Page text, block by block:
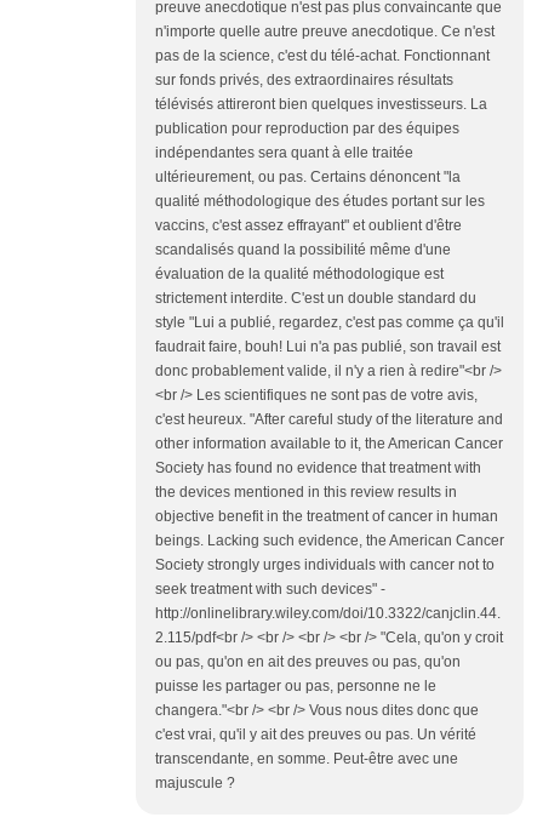
preuve anecdotique n'est pas plus convaincante que
n'importe quelle autre preuve anecdotique. Ce n'est
pas de la science, c'est du télé-achat. Fonctionnant
sur fonds privés, des extraordinaires résultats
télévisés attireront bien quelques investisseurs. La
publication pour reproduction par des équipes
indépendantes sera quant à elle traitée
ultérieurement, ou pas. Certains dénoncent "la
qualité méthodologique des études portant sur les
vaccins, c'est assez effrayant" et oublient d'être
scandalisés quand la possibilité même d'une
évaluation de la qualité méthodologique est
strictement interdite. C'est un double standard du
style "Lui a publié, regardez, c'est pas comme ça qu'il
faudrait faire, bouh! Lui n'a pas publié, son travail est
donc probablement valide, il n'y a rien à redire"<br />
<br /> Les scientifiques ne sont pas de votre avis,
c'est heureux. "After careful study of the literature and
other information available to it, the American Cancer
Society has found no evidence that treatment with
the devices mentioned in this review results in
objective benefit in the treatment of cancer in human
beings. Lacking such evidence, the American Cancer
Society strongly urges individuals with cancer not to
seek treatment with such devices" -
http://onlinelibrary.wiley.com/doi/10.3322/canjclin.44.
2.115/pdf<br /> <br /> <br /> <br /> "Cela, qu'on y croit
ou pas, qu'on en ait des preuves ou pas, qu'on
puisse les partager ou pas, personne ne le
changera."<br /> <br /> Vous nous dites donc que
c'est vrai, qu'il y ait des preuves ou pas. Un vérité
transcendante, en somme. Peut-être avec une
majuscule ?